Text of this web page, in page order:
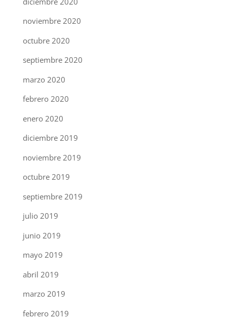
noviembre 2020
octubre 2020
septiembre 2020
marzo 2020
febrero 2020
enero 2020
diciembre 2019
noviembre 2019
octubre 2019
septiembre 2019
julio 2019
junio 2019
mayo 2019
abril 2019
marzo 2019
febrero 2019